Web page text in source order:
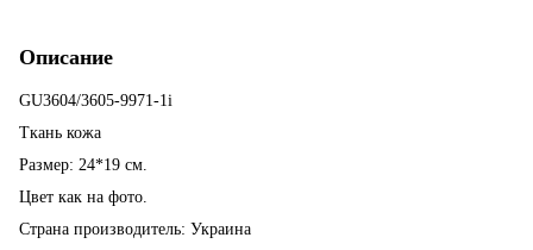
Описание
GU3604/3605-9971-1i
Ткань кожа
Размер: 24*19 см.
Цвет как на фото.
Страна производитель: Украина